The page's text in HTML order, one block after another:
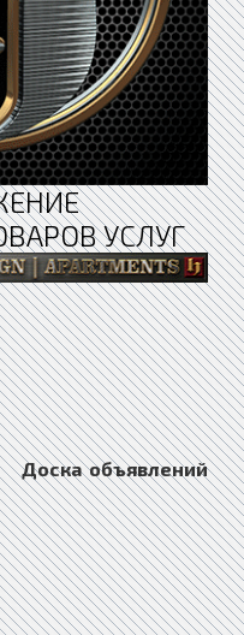
УСЛУГ
Доска объявлений